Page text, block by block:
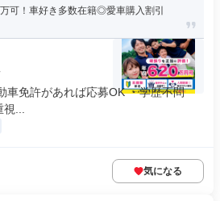
可！車好き多数在籍◎愛車購入割引
車免許があれば応募OK ・学歴不問
...
気になる